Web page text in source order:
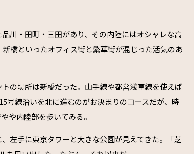
川・田町・三田があり、その内陸にはオシャレな高
橋といったオフィス街と繁華街が混じった活気のあ
の場所は新橋だった。山手線や都営浅草線を使えば
号線沿いを北に進むのがお決まりのコースだが、時
や内陸部を歩いてみる。
左手に東京タワーと大きな公園が見えてきた。「芝